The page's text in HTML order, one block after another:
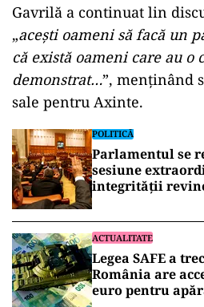
Gavrilă a continuat lin
„acești oameni să facă un
că există oameni care au o
demonstrat…”, menținând
sale pentru Axinte.
POLITICĂ
Parlamentul se
sesiune
integrității
ACTUALITATE
Legea SAFE a
România are
euro pentru